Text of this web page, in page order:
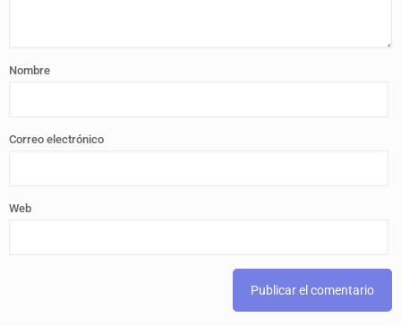
Nombre
Correo electrónico
Web